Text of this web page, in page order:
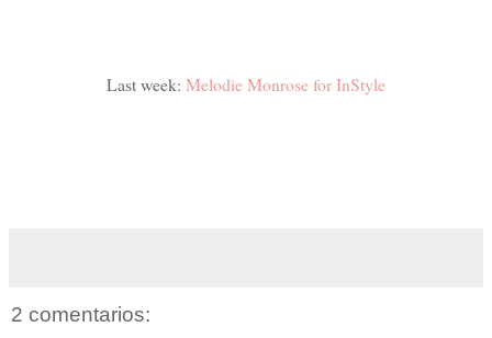
Last week: Melodie Monrose for InStyle
2 comentarios: